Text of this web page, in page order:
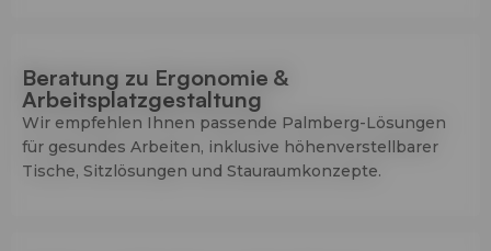
Beratung zu Ergonomie &
Arbeitsplatzgestaltung
Wir empfehlen Ihnen passende Palmberg-Lösungen
für gesundes Arbeiten, inklusive höhenverstellbarer
Tische, Sitzlösungen und Stauraumkonzepte.